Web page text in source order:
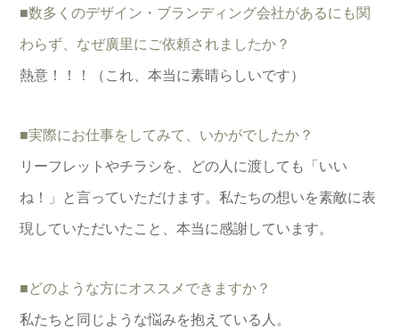
■数多くのデザイン・ブランディング会社があるにも関
わらず、なぜ廣里にご依頼されましたか？
熱意！！！（これ、本当に素晴らしいです）
■実際にお仕事をしてみて、いかがでしたか？
リーフレットやチラシを、どの人に渡しても「いい
ね！」と言っていただけます。私たちの想いを素敵に表
現していただいたこと、本当に感謝しています。
■どのような方にオススメできますか？
私たちと同じような悩みを抱えている人。